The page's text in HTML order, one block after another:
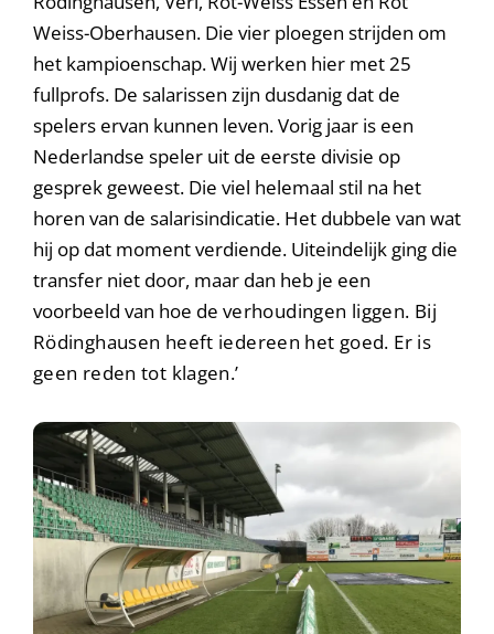
Weiss-Oberhausen. Die vier ploegen strijden om
het kampioenschap. Wij werken hier met 25
fullprofs. De salarissen zijn dusdanig dat de
spelers ervan kunnen leven. Vorig jaar is een
Nederlandse speler uit de eerste divisie op
gesprek geweest. Die viel helemaal stil na het
horen van de salarisindicatie. Het dubbele van wat
hij op dat moment verdiende. Uiteindelijk ging die
transfer niet door, maar dan heb je een
voorbeeld van hoe de verhoudingen liggen. Bij
Rödinghausen heeft iedereen het goed. Er is
geen reden tot klagen.’